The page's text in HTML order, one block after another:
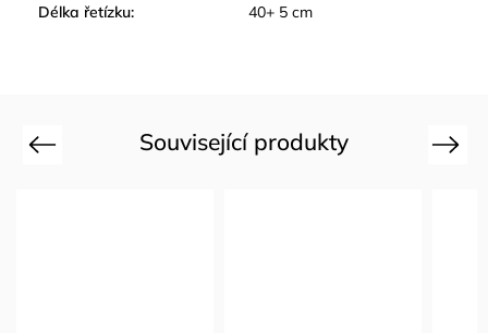
Délka řetízku: 40+ 5 cm
Související produkty
Previous Next